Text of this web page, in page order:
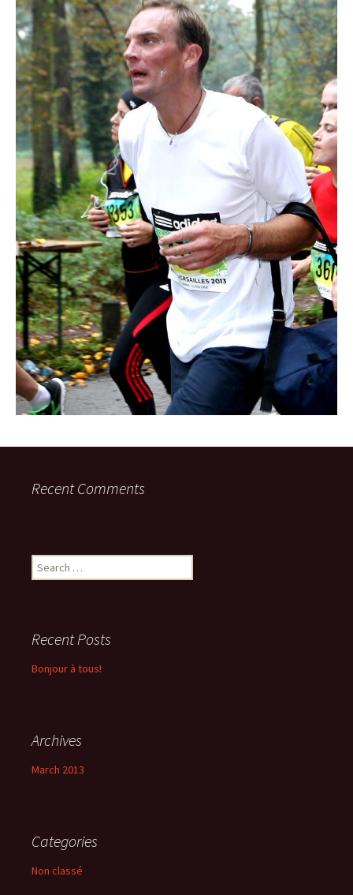
Recent Comments
Search
for:
Recent Posts
Bonjour à tous!
Archives
March 2013
Categories
Non classé